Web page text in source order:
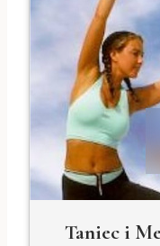
Taniec i